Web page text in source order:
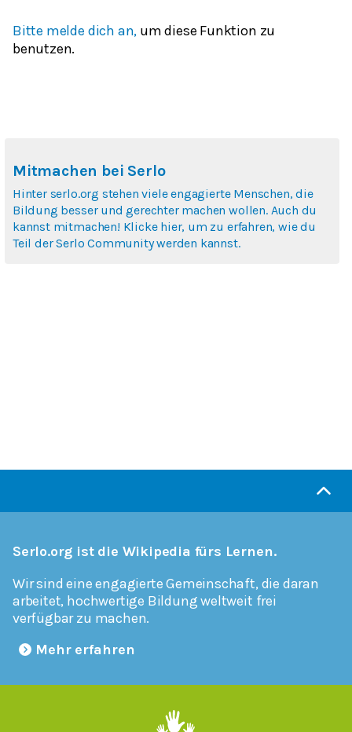
Bitte melde dich an, um diese Funktion zu
benutzen.
Mitmachen bei Serlo
Hinter serlo.org stehen viele engagierte Menschen, die
Bildung besser und gerechter machen wollen. Auch du
kannst mitmachen! Klicke hier, um zu erfahren, wie du
Teil der Serlo Community werden kannst.
Serlo.org ist die Wikipedia fürs Lernen.
Wir sind eine engagierte Gemeinschaft, die daran
arbeitet, hochwertige Bildung weltweit frei
verfügbar zu machen.
Mehr erfahren